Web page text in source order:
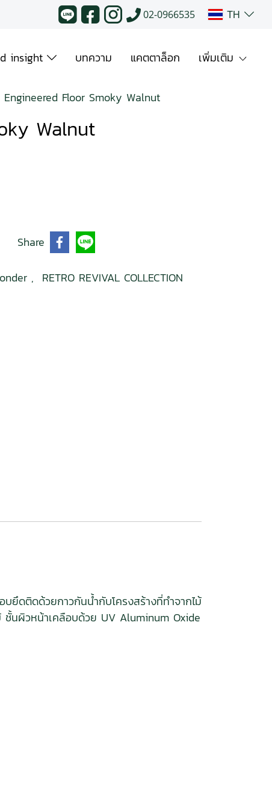
02-0966535 TH
insight บทความ แคตตาล็อก เพิ่มเติม
Engineered Floor Smoky Walnut
Walnut
Share
, RETRO REVIVAL COLLECTION
ยึดติดด้วยกาวกันน้ำกับโครงสร้างที่ทำจากไม้
ชั้นผิวหน้าเคลือบด้วย UV Aluminum Oxide